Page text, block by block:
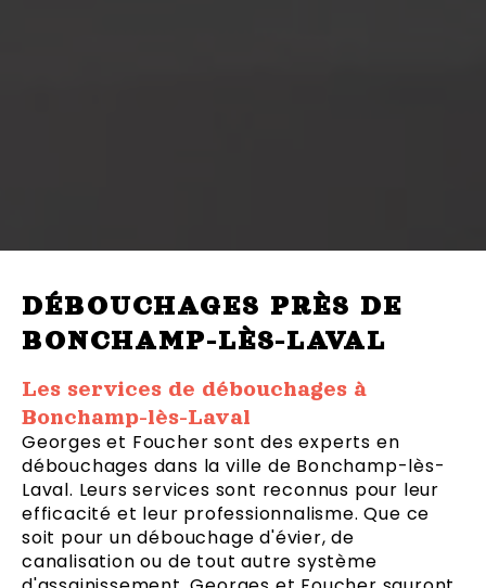
DÉBOUCHAGES PRÈS DE
BONCHAMP-LÈS-LAVAL
Les services de débouchages à
Bonchamp-lès-Laval
Georges et Foucher sont des experts en
débouchages dans la ville de Bonchamp-lès-
Laval. Leurs services sont reconnus pour leur
efficacité et leur professionnalisme. Que ce
soit pour un débouchage d'évier, de
canalisation ou de tout autre système